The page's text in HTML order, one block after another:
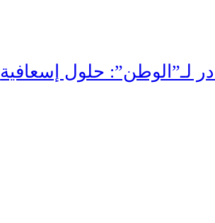
لـ”الوطن”: حلول إسعافية